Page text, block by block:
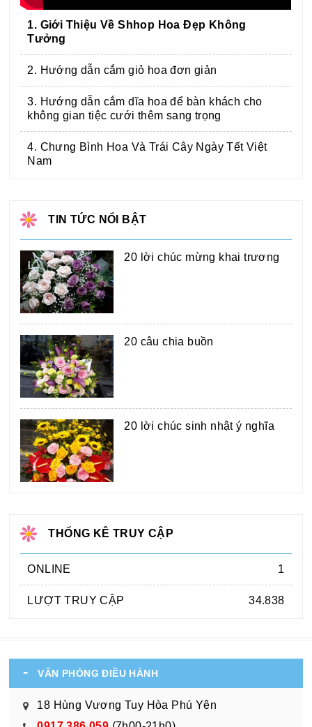
1. Giới Thiệu Về Shhop Hoa Đẹp Không
Tưởng
2. Hướng dẫn cắm giỏ hoa đơn giản
3. Hướng dẫn cắm dĩa hoa để bàn khách cho
không gian tiệc cưới thêm sang trọng
4. Chưng Bình Hoa Và Trái Cây Ngày Tết Việt
Nam
TIN TỨC NỔI BẬT
20 lời chúc mừng khai trương
20 câu chia buồn
20 lời chúc sinh nhật ý nghĩa
THỐNG KÊ TRUY CẬP
ONLINE 1
LƯỢT TRUY CẬP 34.838
VĂN PHÒNG ĐIỀU HÀNH
18 Hùng Vương Tuy Hòa Phú Yên